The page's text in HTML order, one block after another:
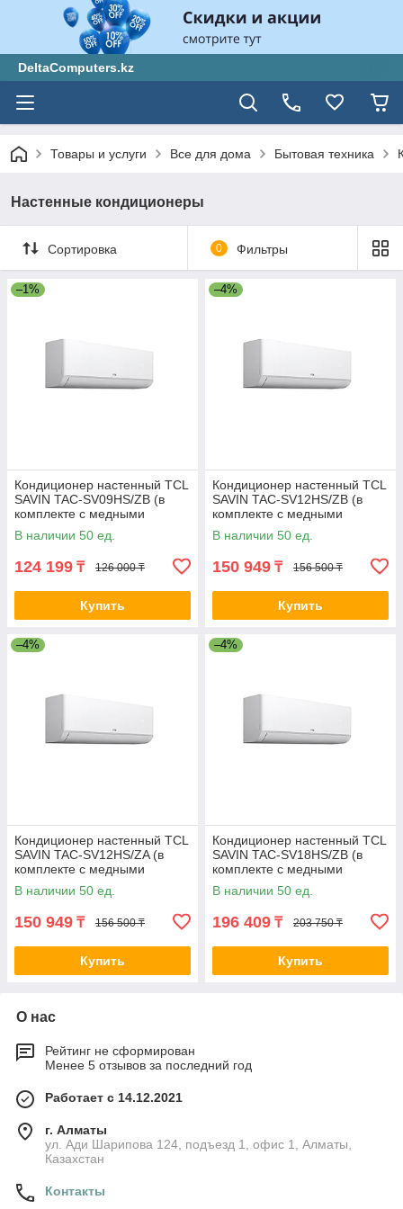
DeltaComputers.kz
Товары и услуги Все для дома Бытовая техника
Настенные кондиционеры
Сортировка 0 Фильтры
–1%
Кондиционер настенный TCL
SAVIN TAC-SV09HS/ZB (в
комплекте с медными
трубами) Белый 2-036359
В наличии 50 ед.
124 199 ₸ 126 000 ₸
Купить
–4%
Кондиционер настенный TCL
SAVIN TAC-SV12HS/ZB (в
комплекте с медными
трубами) Белый 2-037096
В наличии 50 ед.
150 949 ₸ 156 500 ₸
Купить
–4%
Кондиционер настенный TCL
SAVIN TAC-SV12HS/ZA (в
комплекте с медными
трубами) Белый 2-037218
В наличии 50 ед.
150 949 ₸ 156 500 ₸
Купить
–4%
Кондиционер настенный TCL
SAVIN TAC-SV18HS/ZB (в
комплекте с медными
трубами) Белый 2-037387
В наличии 50 ед.
196 409 ₸ 203 750 ₸
Купить
О нас
Рейтинг не сформирован
Менее 5 отзывов за последний год
Работает с 14.12.2021
г. Алматы
ул. Ади Шарипова 124, подъезд 1, офис 1, Алматы,
Казахстан
Контакты